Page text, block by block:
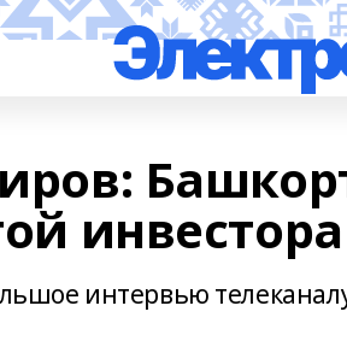
инвестора
интервью